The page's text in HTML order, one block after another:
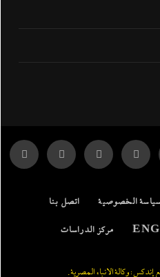
الخصوصية اتصل بنا
مركز الدراسات
وكالة الانباء المصرية.